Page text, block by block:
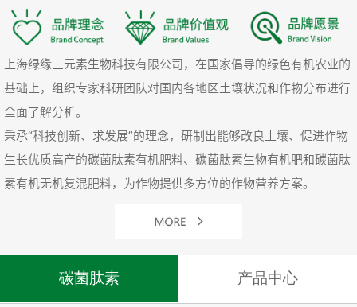
上海绿缘三元素生物科技有限公司，在国家倡导的绿色有机农业的
基础上，组织专家科研团队对国内各地区土壤状况和作物分布进行
全面了解分析。
秉承“科技创新、求发展”的理念，研制出能够改良土壤、促进作物
生长优质高产的碳菌肽素有机肥料、碳菌肽素生物有机肥和碳菌肽
素有机无机复混肥料，为作物提供多方位的作物营养方案。
碳菌肽素 产品中心